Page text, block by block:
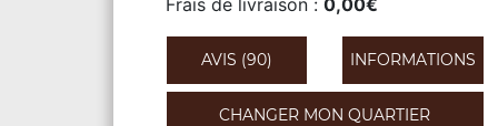
AVIS (90) INFORMATIONS
CHANGER MON QUARTIER